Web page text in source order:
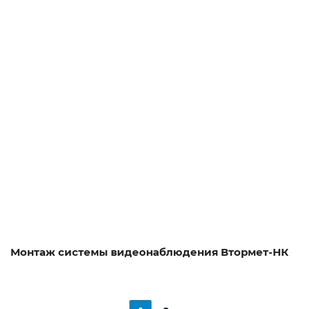
Монтаж системы видеонаблюдения Втормет-НК